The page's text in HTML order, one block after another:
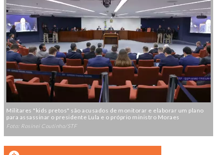
Militares "kids pretos" são acusados de monitorar e elaborar um plano
para assassinar o presidente Lula e o próprio ministro Moraes
Foto: Rosinei Coutinho/STF